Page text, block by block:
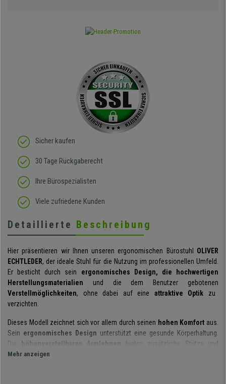
Sicher kaufen
30 Tage Rückgaberecht
Ihre Bürospezialisten
Viele zufriedene Kunden
Detaillierte Beschreibung
Hier präsentieren wir Ihnen unseren ergonomischen Bürostuhl OLIVER
ECHTLEDER, der ideale Stuhl für die Nutzung im professionellen Umfeld.
Er besticht durch sein ergonomisches Design, die hochwertigen
Herstellungsmaterialien und die dem Benutzer gebotenen
Verstellmöglichkeiten, ohne dabei auf eine attraktive Optik zu
verzichten.
Dieses Modell zeichnet sich vor allem durch seinen hohen Komfort aus.
Sein ergonomisches Design unterstützt eine gesunde Körperhaltung.
Die höhenverstellbaren Armlehnen
bieten zusätzliche Stütze und
machen diesen Stuhl zu einer außerordentlich bequemen Sitzgelegenheit,
Mehr anzeigen